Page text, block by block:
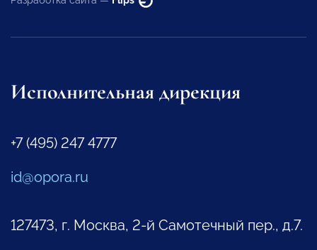
Исполнительная дирекция
+7 (495) 247 4777
id@opora.ru
127473, г. Москва, 2-й Самотечный пер., д.7.